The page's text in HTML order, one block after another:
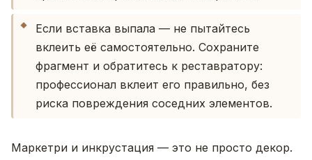
Если вставка выпала — не пытайтесь
вклеить её самостоятельно. Сохраните
фрагмент и обратитесь к реставратору:
профессионал вклеит его правильно, без
риска повреждения соседних элементов.
Маркетри и инкрустация — это не просто декор.